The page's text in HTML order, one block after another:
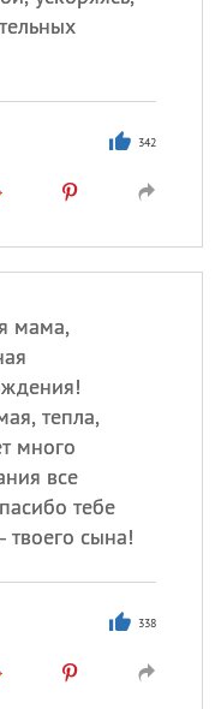
342
мама,
тепла,
много
все
тебе
сына!
338